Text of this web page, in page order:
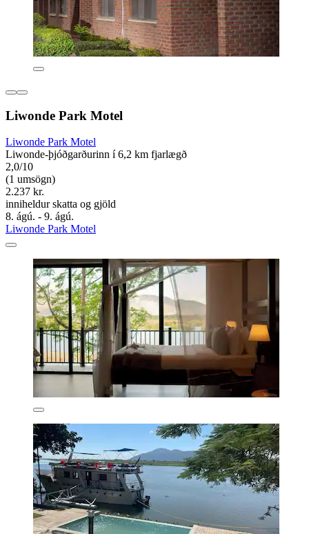
Liwonde Park Motel
Liwonde Park Motel
Liwonde-þjóðgarðurinn í 6,2 km fjarlægð
2,0/10
(1 umsögn)
2.237 kr.
inniheldur skatta og gjöld
8. ágú. - 9. ágú.
Liwonde Park Motel